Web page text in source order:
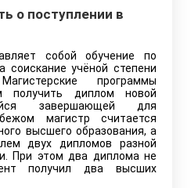
о поступлении в
собой обучение по
соискание учёной степени
программы
получить диплом новой
завершающей для
магистр считается
высшего образования, а
двух дипломов разной
При этом два диплома не
получил два высших